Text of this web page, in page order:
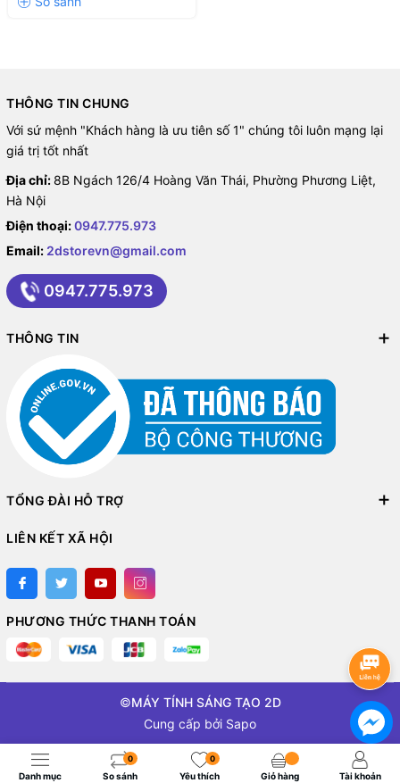
THÔNG TIN CHUNG
Với sứ mệnh "Khách hàng là ưu tiên số 1" chúng tôi luôn mạng lại
giá trị tốt nhất
Địa chỉ: 8B Ngách 126/4 Hoàng Văn Thái, Phường Phương Liệt,
Hà Nội
Điện thoại:0947.775.973
Email: 2dstorevn@gmail.com
0947.775.973
THÔNG TIN
TỔNG ĐÀI HỖ TRỢ
LIÊN KẾT XÃ HỘI
PHƯƠNG THỨC THANH TOÁN
©MÁY TÍNH SÁNG TẠO 2D
Cung cấp bởi Sapo
Danh mục
0
So sánh
0
Yêu thích Giỏ hàng Tài khoản